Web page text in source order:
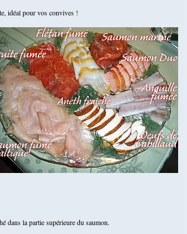
idéal pour vos convives !
dans la partie supérieure du saumon.